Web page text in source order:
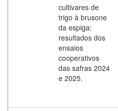
cultivares de
trigo à brusone
da espiga:
resultados dos
ensaios
cooperativos
das safras 2024
e 2025.